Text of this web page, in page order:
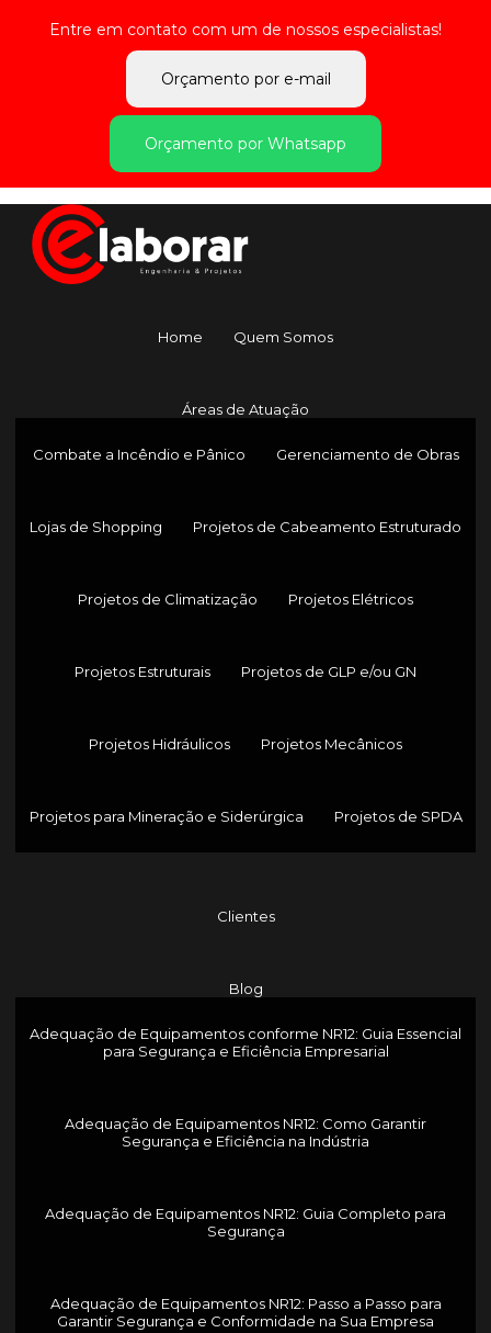
Entre em contato com um de nossos especialistas!
Orçamento por e-mail
Orçamento por Whatsapp
Home Quem Somos
Áreas de Atuação
Combate a Incêndio e Pânico Gerenciamento de Obras
Lojas de Shopping Projetos de Cabeamento Estruturado
Projetos de Climatização Projetos Elétricos
Projetos Estruturais Projetos de GLP e/ou GN
Projetos Hidráulicos Projetos Mecânicos
Projetos para Mineração e Siderúrgica Projetos de SPDA
Clientes
Blog
Adequação de Equipamentos conforme NR12: Guia Essencial
para Segurança e Eficiência Empresarial
Adequação de Equipamentos NR12: Como Garantir
Segurança e Eficiência na Indústria
Adequação de Equipamentos NR12: Guia Completo para
Segurança
Adequação de Equipamentos NR12: Passo a Passo para
Garantir Segurança e Conformidade na Sua Empresa